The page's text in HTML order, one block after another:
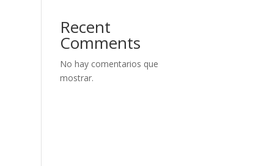
Recent
Comments
No hay comentarios que
mostrar.